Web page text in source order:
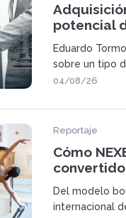
potencial
mediante
Eduardo
sobre un tipo
ganar pes
04/08/26
Reportaje
Cómo
una red de
España y
Del modelo
internacional